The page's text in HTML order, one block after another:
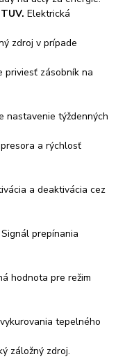
Elektrická
zdroj v prípade
priviesť zásobník na
nastavenie týždenných
a rýchlosť
a deaktivácia cez
prepínania
hodnota pre režim
tepelného
záložný zdroj.